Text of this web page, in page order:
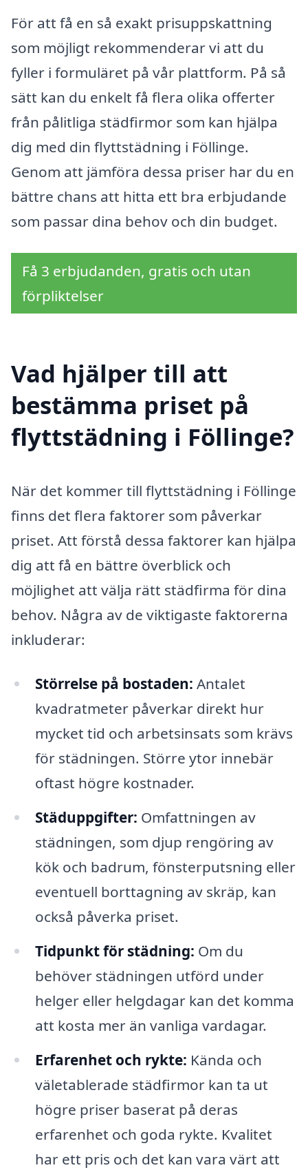
För att få en så exakt prisuppskattning
som möjligt rekommenderar vi att du
fyller i formuläret på vår plattform. På så
sätt kan du enkelt få flera olika offerter
från pålitliga städfirmor som kan hjälpa
dig med din flyttstädning i Föllinge.
Genom att jämföra dessa priser har du en
bättre chans att hitta ett bra erbjudande
som passar dina behov och din budget.
Få 3 erbjudanden, gratis och utan
förpliktelser
Vad hjälper till att
bestämma priset på
flyttstädning i Föllinge?
När det kommer till flyttstädning i Föllinge
finns det flera faktorer som påverkar
priset. Att förstå dessa faktorer kan hjälpa
dig att få en bättre överblick och
möjlighet att välja rätt städfirma för dina
behov. Några av de viktigaste faktorerna
inkluderar:
Störrelse på bostaden: Antalet
kvadratmeter påverkar direkt hur
mycket tid och arbetsinsats som krävs
för städningen. Större ytor innebär
oftast högre kostnader.
Städuppgifter: Omfattningen av
städningen, som djup rengöring av
kök och badrum, fönsterputsning eller
eventuell borttagning av skräp, kan
också påverka priset.
Tidpunkt för städning: Om du
behöver städningen utförd under
helger eller helgdagar kan det komma
att kosta mer än vanliga vardagar.
Erfarenhet och rykte: Kända och
väletablerade städfirmor kan ta ut
högre priser baserat på deras
erfarenhet och goda rykte. Kvalitet
har ett pris och det kan vara värt att